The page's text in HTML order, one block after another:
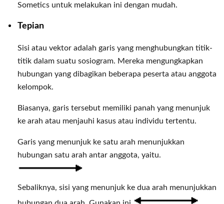
Sometics untuk melakukan ini dengan mudah.
Tepian
Sisi atau vektor adalah garis yang menghubungkan titik-
titik dalam suatu sosiogram. Mereka mengungkapkan
hubungan yang dibagikan beberapa peserta atau anggota
kelompok.
Biasanya, garis tersebut memiliki panah yang menunjuk
ke arah atau menjauhi kasus atau individu tertentu.
Garis yang menunjuk ke satu arah menunjukkan
hubungan satu arah antar anggota, yaitu.
Sebaliknya, sisi yang menunjuk ke dua arah menunjukkan